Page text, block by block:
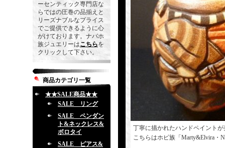
ーセンティック専門店な
らではの圧巻の品揃えと
リーズナブルなプライス
でご提供できるように心
がけております。ナバホ
族ジュエリーはこちらを
クリックして下さい。
商品カテゴリ一覧
★★SALE商品★★
SALE リング
SALE ペンダン
ト&ネックレス&
ボロタイ
SALE ピアス&
丁寧に描かれたハンドペイント
こちらはホピ族「Marty&Elvira・